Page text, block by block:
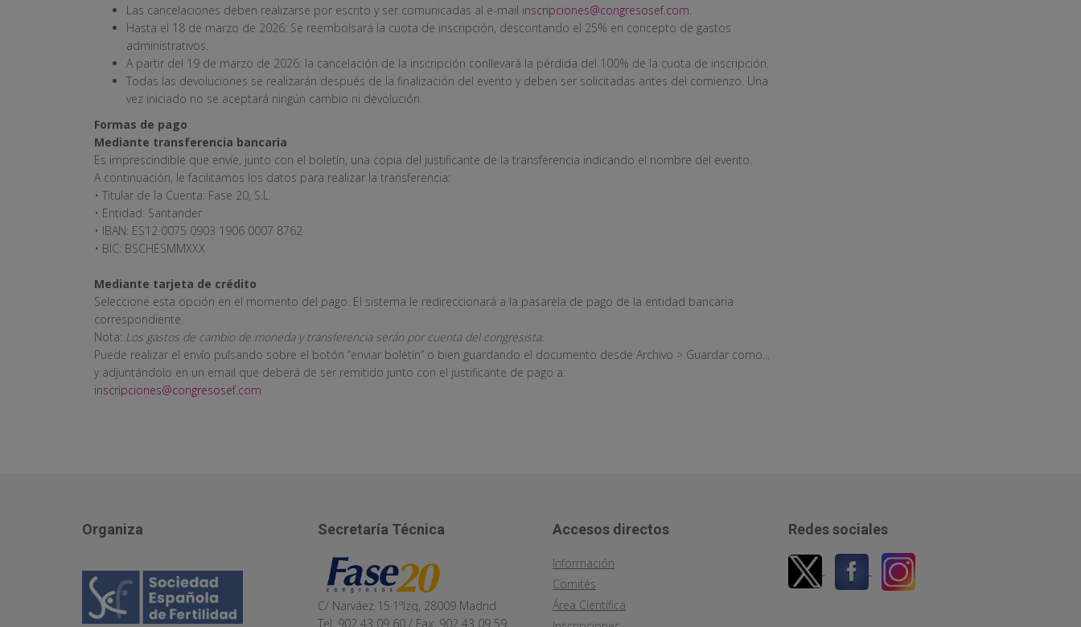
Las cancelaciones deben realizarse por escrito y ser comunicadas al e-mail inscripciones@congresosef.com
Hasta el 18 de marzo de 2026: Se reembolsará la cuota de inscripción, descontando el 25% en concepto de gastos
administrativos.
A partir del 19 de marzo de 2026: la cancelación de la inscripción conllevará la pérdida del 100% de la cuota de inscripción.
Todas las devoluciones se realizarán después de la finalización del evento y deben ser solicitadas antes del comienzo. Una
vez iniciado no se aceptará ningún cambio ni devolución.
Formas de pago
Mediante transferencia bancaria
Es imprescindible que envíe, junto con el boletín, una copia del justificante de la transferencia indicando el nombre del evento.
A continuación, le facilitamos los datos para realizar la transferencia:
• Titular de la Cuenta: Fase 20, S.L.
• Entidad: Santander
• IBAN: ES12 0075 0903 1906 0007 8762
• BIC: BSCHESMMXXX
Mediante tarjeta de crédito
Seleccione esta opción en el momento del pago. El sistema le redireccionará a la pasarela de pago de la entidad bancaria
correspondiente.
Nota: Los gastos de cambio de moneda y transferencia serán por cuenta del congresista.
Puede realizar el envío pulsando sobre el botón “enviar boletín” o bien guardando el documento desde Archivo > Guardar como...
y adjuntándolo en un email que deberá de ser remitido junto con el justificante de pago a:
inscripciones@congresosef.com
Organiza Secretaría Técnica
C/ Narváez 15·1ºIzq, 28009 Madrid
Tel. 902 43 09 60 / Fax. 902 43 09 59
Accesos directos
Información
Comités
Área Científica
Redes sociales